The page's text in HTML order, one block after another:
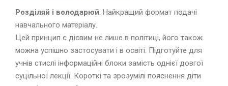
Розділяй і володарюй. Найкращий формат подачі
навчального матеріалу.
Цей принцип є дієвим не лише в політиці, його також
можна успішно застосувати і в освіті. Підготуйте для
учнів стислі інформаційні блоки замість однієї довгої
суцільної лекції. Короткі та зрозумілі пояснення діти